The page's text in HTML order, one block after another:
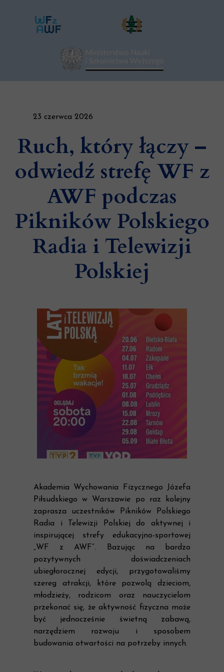
23 czerwca 2026
Ruch, który łączy –
odwiedź strefę WF z
AWF podczas
Pikników Polskiego
Radia i Telewizji
Polskiej
Akademia Wychowania Fizycznego Józefa
Piłsudskiego w Warszawie po raz kolejny
zaprasza uczestników Pikników Polskiego
Radia i Telewizji Polskiej do aktywnej i
inspirującej strefy edukacyjno-sportowej
„WF z AWF”. Bazując na bardzo
pozytywnych doświadczeniach
ubiegłorocznej edycji, przygotowaliśmy
szereg atrakcji, które pozwolą dzieciom,
młodzieży, rodzicom oraz nauczycielom
przekonać się, że aktywność fizyczna może
być jednocześnie świetną zabawą,
narzędziem rozwoju i sposobem
budowania otwartości na potrzeby innych.